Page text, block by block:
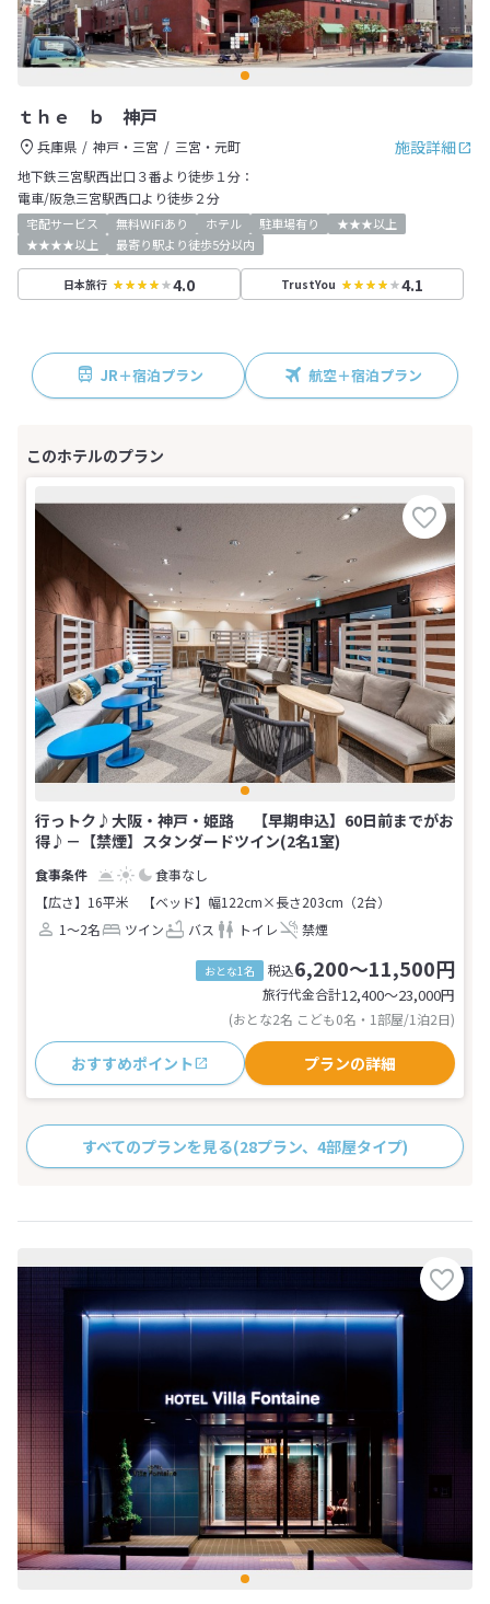
ｔｈｅ ｂ 神戸
施設詳細
兵庫県 神戸・三宮
三宮・元町
地下鉄三宮駅西出口３番より徒歩１分：
電車/阪急三宮駅西口より徒歩２分
宅配サービス 無料WiFiあり ホテル 駐車場有り
★★★以上
★★★★以上
最寄り駅より徒歩5分以内
日本旅行 4.0 TrustYou 4.1
JR＋宿泊プラン 航空＋宿泊プラン
行っトク♪大阪・神戸・姫路 【早期申込】60日前までがお
得♪－【禁煙】スタンダードツイン(2名1室)
食事なし
【広さ】16平米
【ベッド】幅122cm×長さ203cm（2台）
1～2名
ツイン バス トイレ 禁煙
おとな1名 税込6,200～11,500円
旅行代金合計12,400〜23,000円
(おとな2名 こども0名・1部屋/1泊2日)
おすすめポイント プランの詳細
すべてのプランを見る(28プラン、4部屋タイプ)